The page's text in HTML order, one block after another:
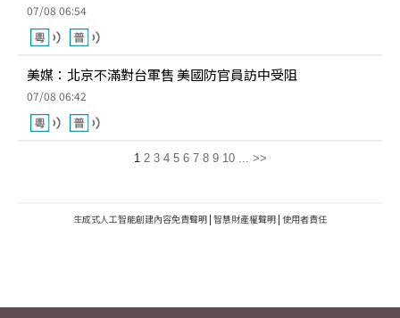
07/08 06:54
美媒：北京不滿對台軍售 美國防官員訪中受阻
07/08 06:42
1 2 3 4 5 6 7 8 9 10 ... >>
生成式人工智能創建內容免責聲明 | 智慧財產權聲明 | 使用者責任